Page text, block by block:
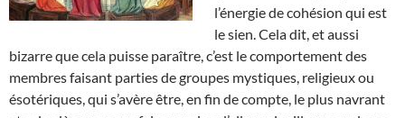
l’énergie de cohésion qui est
le sien. Cela dit, et aussi
bizarre que cela puisse paraître, c’est le comportement des
membres faisant parties de groupes mystiques, religieux ou
ésotériques, qui s’avère être, en fin de compte, le plus navrant